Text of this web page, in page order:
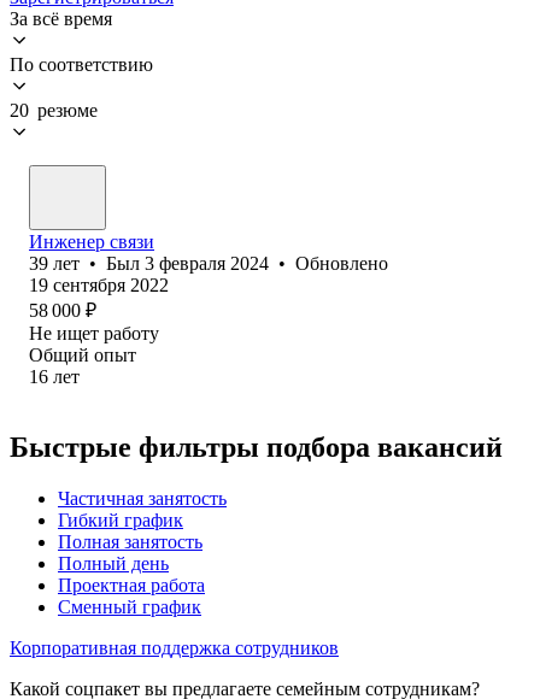
За всё время
По соответствию
20 резюме
Инженер связи
39 лет • Был 3 февраля 2024 • Обновлено
19 сентября 2022
58 000 ₽
Не ищет работу
Общий опыт
16 лет
Быстрые фильтры подбора вакансий
Частичная занятость
Гибкий график
Полная занятость
Полный день
Проектная работа
Сменный график
Корпоративная поддержка сотрудников
Какой соцпакет вы предлагаете семейным сотрудникам?